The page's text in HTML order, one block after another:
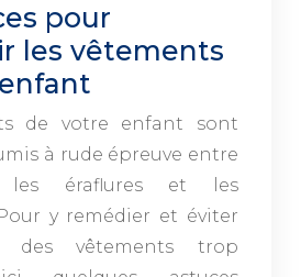
pour
les vêtements
de votre enfant sont
à rude épreuve entre
les éraflures et les
y remédier et éviter
des vêtements trop